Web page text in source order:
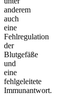
anderem
auch
eine
Fehlregulation
der
Blutgefäße
und
eine
fehlgeleitete
Immunantwort.